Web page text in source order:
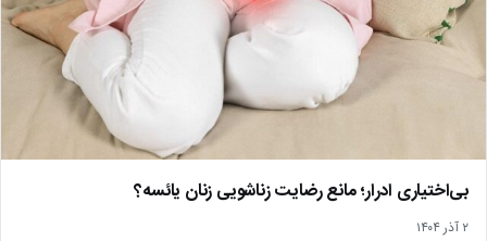
بی‌اختیاری ادرار؛ مانع رضایت زناشویی زنان یائسه؟
۲ آذر ۱۴۰۴